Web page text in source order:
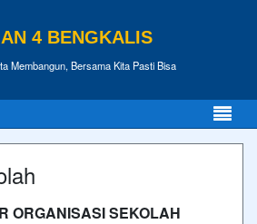
4 BENGKALIS
Membangun, Bersama Kita Pasti Bisa
ORGANISASI SEKOLAH